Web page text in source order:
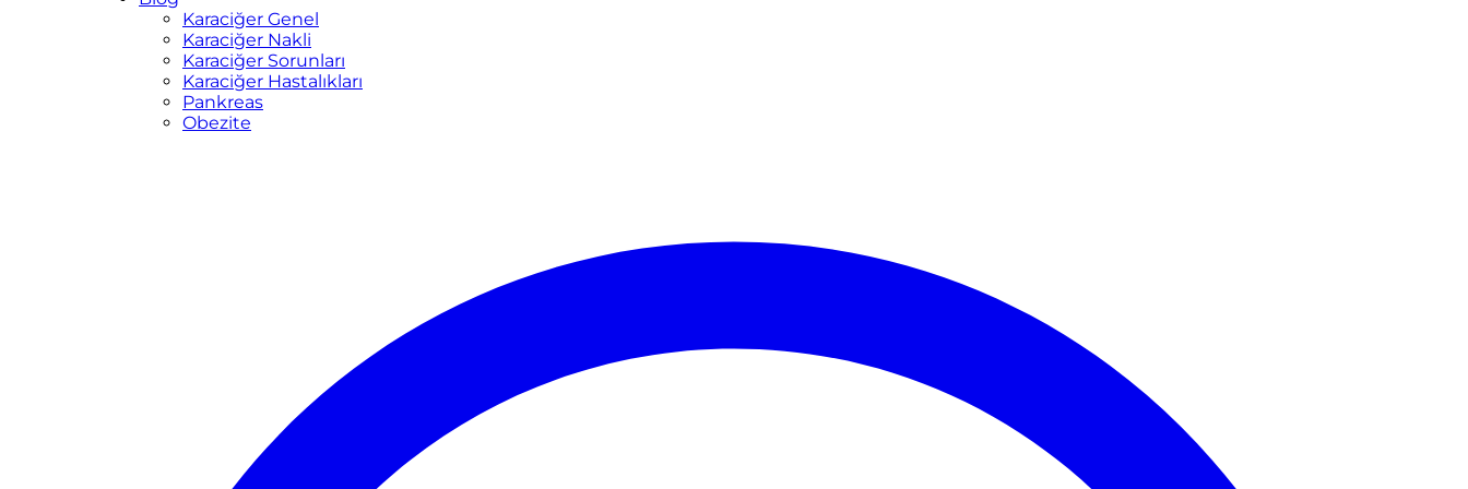
Karaciğer Genel
Karaciğer Nakli
Karaciğer Sorunları
Karaciğer Hastalıkları
Pankreas
Obezite